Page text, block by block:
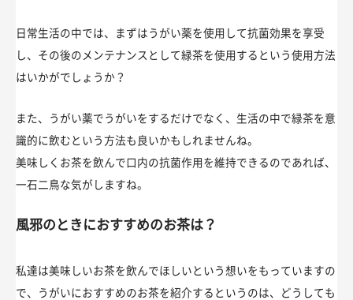
日常生活の中では、まずはうがい薬を使用して抗菌効果を享受
し、その後のメンテナンスとして緑茶を使用するという使用方法
はいかがでしょうか？
また、うがい薬でうがいをするだけでなく、生活の中で緑茶を意
識的に飲むという方法も良いかもしれませんね。
美味しくお茶を飲んで口内の抗菌作用を維持できるのであれば、
一石二鳥な気がしますね。
風邪のときにおすすめのお茶は？
私達は美味しいお茶を飲んでほしいという想いをもっていますの
で、うがいにおすすめのお茶を紹介するというのは、どうしても